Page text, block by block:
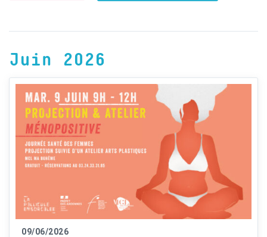
Juin 2026
09/06/2026